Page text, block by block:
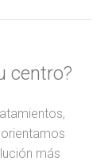
centro?
orientamos
más